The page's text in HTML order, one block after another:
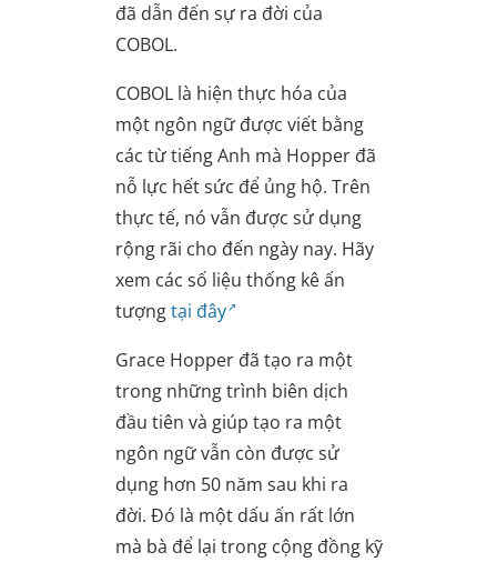
đã dẫn đến sự ra đời của
COBOL.
COBOL là hiện thực hóa của
một ngôn ngữ được viết bằng
các từ tiếng Anh mà Hopper đã
nỗ lực hết sức để ủng hộ. Trên
thực tế, nó vẫn được sử dụng
rộng rãi cho đến ngày nay. Hãy
xem các số liệu thống kê ấn
tượngtại đây
Grace Hopper đã tạo ra một
trong những trình biên dịch
đầu tiên và giúp tạo ra một
ngôn ngữ vẫn còn được sử
dụng hơn 50 năm sau khi ra
đời. Đó là một dấu ấn rất lớn
mà bà để lại trong cộng đồng kỹ